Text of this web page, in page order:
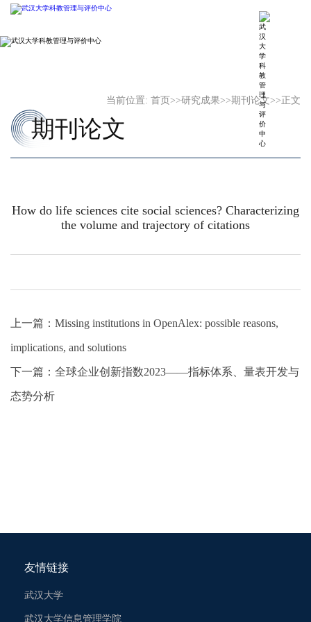
当前位置: 首页 >>研究成果>>期刊论文>> 正文
期刊论文
How do life sciences cite social sciences? Characterizing
the volume and trajectory of citations
上一篇： Missing institutions in OpenAlex: possible reasons,
implications, and solutions
下一篇： 全球企业创新指数2023——指标体系、量表开发与
态势分析
友情链接
武汉大学
武汉大学信息管理学院